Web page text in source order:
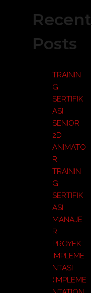
Recent
Posts
TRAININ
G
SERTIFIK
ASI
SENIOR
2D
ANIMATO
R
TRAININ
G
SERTIFIK
ASI
MANAJE
R
PROYEK
IMPLEME
NTASI
(IMPLEME